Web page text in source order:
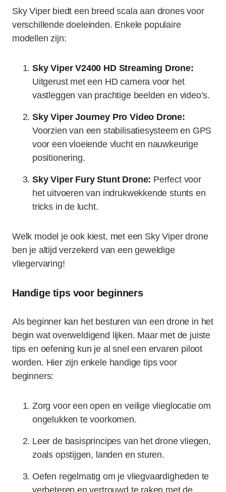
Sky Viper biedt een breed scala aan drones voor
verschillende doeleinden. Enkele populaire
modellen zijn:
Sky Viper V2400 HD Streaming Drone:
Uitgerust met een HD camera voor het
vastleggen van prachtige beelden en video’s.
Sky Viper Journey Pro Video Drone:
Voorzien van een stabilisatiesysteem en GPS
voor een vloeiende vlucht en nauwkeurige
positionering.
Sky Viper Fury Stunt Drone: Perfect voor
het uitvoeren van indrukwekkende stunts en
tricks in de lucht.
Welk model je ook kiest, met een Sky Viper drone
ben je altijd verzekerd van een geweldige
vliegervaring!
Handige tips voor beginners
Als beginner kan het besturen van een drone in het
begin wat overweldigend lijken. Maar met de juiste
tips en oefening kun je al snel een ervaren piloot
worden. Hier zijn enkele handige tips voor
beginners:
Zorg voor een open en veilige vlieglocatie om
ongelukken te voorkomen.
Leer de basisprincipes van het drone vliegen,
zoals opstijgen, landen en sturen.
Oefen regelmatig om je vliegvaardigheden te
verbeteren en vertrouwd te raken met de